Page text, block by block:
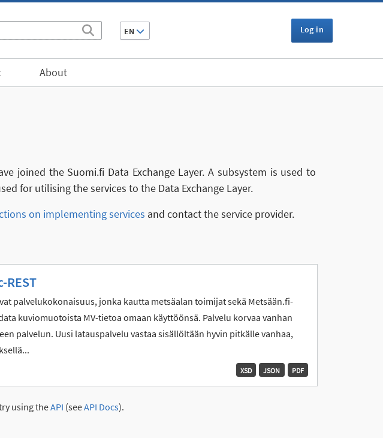
EN Log in
About
joined the Suomi.fi Data Exchange Layer. A subsystem is used to
for utilising the services to the Data Exchange Layer.
on implementing services and contact the service provider.
REST
palvelukokonaisuus, jonka kautta metsäalan toimijat sekä Metsään.fi-
kuviomuotoista MV-tietoa omaan käyttöönsä. Palvelu korvaa vanhan
palvelun. Uusi latauspalvelu vastaa sisällöltään hyvin pitkälle vanhaa,
PDF
JSON
XSD
using theAPI (seeAPI Docs).